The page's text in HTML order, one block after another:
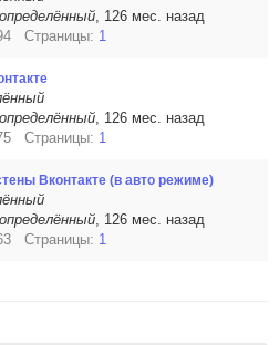
, 126 мес. назад
Страницы: 1
, 126 мес. назад
Страницы: 1
Вконтакте (в авто режиме)
, 126 мес. назад
Страницы: 1